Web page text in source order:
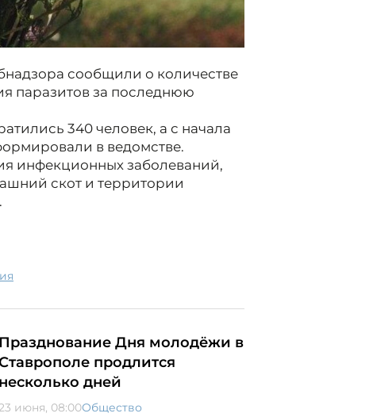
сообщили о количестве
паразитов за последнюю
340 человек, а с начала
в ведомстве.
инфекционных заболеваний,
скот и территории
Празднование Дня молодёжи в
продлится
несколько дней
июня, 08:00Общество